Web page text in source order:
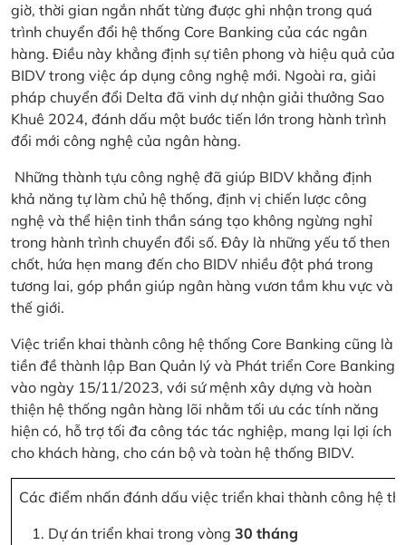
giờ, thời gian ngắn nhất từng được ghi nhận trong quá
trình chuyển đổi hệ thống Core Banking của các ngân
hàng. Điều này khẳng định sự tiên phong và hiệu quả của
BIDV trong việc áp dụng công nghệ mới. Ngoài ra, giải
pháp chuyển đổi Delta đã vinh dự nhận giải thưởng Sao
Khuê 2024, đánh dấu một bước tiến lớn trong hành trình
đổi mới công nghệ của ngân hàng.
Những thành tựu công nghệ đã giúp BIDV khẳng định
khả năng tự làm chủ hệ thống, định vị chiến lược công
nghệ và thể hiện tinh thần sáng tạo không ngừng nghỉ
trong hành trình chuyển đổi số. Đây là những yếu tố then
chốt, hứa hẹn mang đến cho BIDV nhiều đột phá trong
tương lai, góp phần giúp ngân hàng vươn tầm khu vực và
thế giới.
Việc triển khai thành công hệ thống Core Banking cũng là
tiền đề thành lập Ban Quản lý và Phát triển Core Banking
vào ngày 15/11/2023, với sứ mệnh xây dựng và hoàn
thiện hệ thống ngân hàng lõi nhằm tối ưu các tính năng
hiện có, hỗ trợ tối đa công tác tác nghiệp, mang lại lợi ích
cho khách hàng, cho cán bộ và toàn hệ thống BIDV.
Các điểm nhấn đánh dấu việc triển khai thành công hệ
Dự án triển khai trong vòng 30 tháng